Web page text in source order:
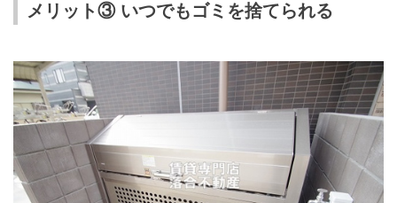
メリット③ いつでもゴミを捨てられる